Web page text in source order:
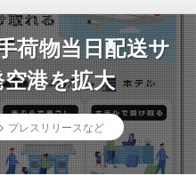
荷物当日配送サ
港を拡大
プレスリリースなど